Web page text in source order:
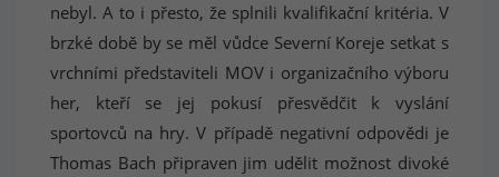
nebyl. A to i přesto, že splnili kvalifikační kritéria. V
brzké době by se měl vůdce Severní Koreje setkat s
vrchními představiteli MOV i organizačního výboru
her, kteří se jej pokusí přesvědčit k vyslání
sportovců na hry. V případě negativní odpovědi je
Thomas Bach připraven jim udělit možnost divoké